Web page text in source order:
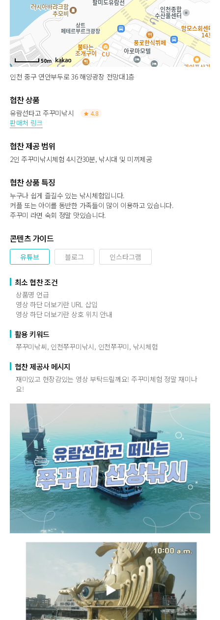
50m
인천 중구 연안부두로 36 해양광장 전망대1층
협찬 상품
유람선타고 주꾸미낚시 4.8
판매처 링크
협찬 제공 범위
2인 주꾸미낚시체험 4시간30분, 낚시대 및 미끼제공
협찬 상품 특징
누구나 쉽게 즐길수 있는 낚시체험입니다.
커플 또는 아이를 동반한 가족들이 많이 이용하고 있습니다.
주꾸미 라면 숙회 정말 맛있습니다.
콘텐츠 가이드
유튜브 블로그 인스타그램
최소 협찬 조건
상품명 언급
영상 하단 더보기란 URL 삽입
영상 하단 더보기란 상호 위치 안내
활용 키워드
쭈꾸미낚씨, 인천쭈꾸미낚시, 인천쭈꾸미, 낚시체험
협찬 제공사 메시지
재미있고 현장감있는 영상 부탁드릴께요! 주꾸미체험 정말 재미나
요!